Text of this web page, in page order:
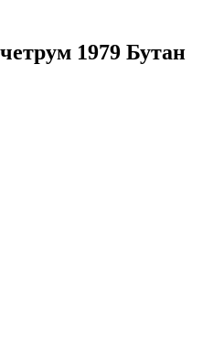
1979 Бутан